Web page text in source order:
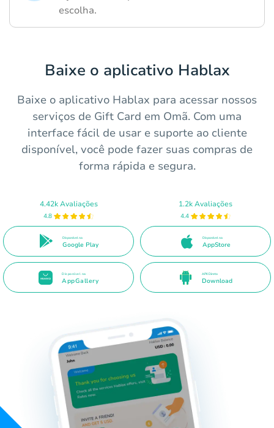
escolha.
Baixe o aplicativo Hablax
Baixe o aplicativo Hablax para acessar nossos
serviços de Gift Card em Omã. Com uma
interface fácil de usar e suporte ao cliente
disponível, você pode fazer suas compras de
forma rápida e segura.
4.42k Avaliações
4.8
Disponível na
Google Play
1.2k Avaliações
4.4
Disponível na
AppStore
Disponível na
AppGallery
APK Direto
Download